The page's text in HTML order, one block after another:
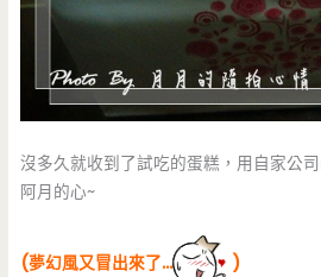
沒多久就收到了試吃的蛋糕，用自家公
阿月的心~
(夢幻風又冒出來了… )